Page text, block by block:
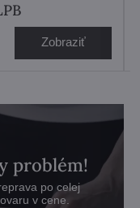
Zobraziť
problém!
po celej
v cene.